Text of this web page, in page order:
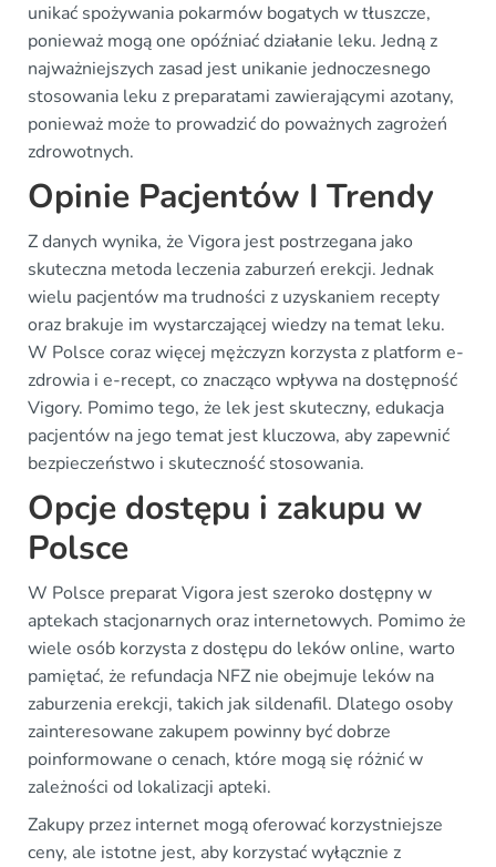
unikać spożywania pokarmów bogatych w tłuszcze,
ponieważ mogą one opóźniać działanie leku. Jedną z
najważniejszych zasad jest unikanie jednoczesnego
stosowania leku z preparatami zawierającymi azotany,
ponieważ może to prowadzić do poważnych zagrożeń
zdrowotnych.
Opinie Pacjentów I Trendy
Z danych wynika, że Vigora jest postrzegana jako
skuteczna metoda leczenia zaburzeń erekcji. Jednak
wielu pacjentów ma trudności z uzyskaniem recepty
oraz brakuje im wystarczającej wiedzy na temat leku.
W Polsce coraz więcej mężczyzn korzysta z platform e-
zdrowia i e-recept, co znacząco wpływa na dostępność
Vigory. Pomimo tego, że lek jest skuteczny, edukacja
pacjentów na jego temat jest kluczowa, aby zapewnić
bezpieczeństwo i skuteczność stosowania.
Opcje dostępu i zakupu w
Polsce
W Polsce preparat Vigora jest szeroko dostępny w
aptekach stacjonarnych oraz internetowych. Pomimo że
wiele osób korzysta z dostępu do leków online, warto
pamiętać, że refundacja NFZ nie obejmuje leków na
zaburzenia erekcji, takich jak sildenafil. Dlatego osoby
zainteresowane zakupem powinny być dobrze
poinformowane o cenach, które mogą się różnić w
zależności od lokalizacji apteki.
Zakupy przez internet mogą oferować korzystniejsze
ceny, ale istotne jest, aby korzystać wyłącznie z